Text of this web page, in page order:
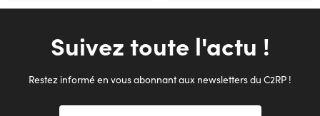
Suivez toute l'actu !
Restez informé en vous abonnant aux newsletters du C2RP !